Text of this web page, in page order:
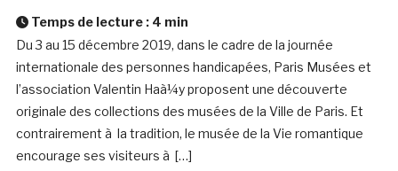
Temps de lecture : 4 min
Du 3 au 15 décembre 2019, dans le cadre de la journée
internationale des personnes handicapées, Paris Musées et
l’association Valentin Haà¼y proposent une découverte
originale des collections des musées de la Ville de Paris. Et
contrairement à la tradition, le musée de la Vie romantique
encourage ses visiteurs à […]